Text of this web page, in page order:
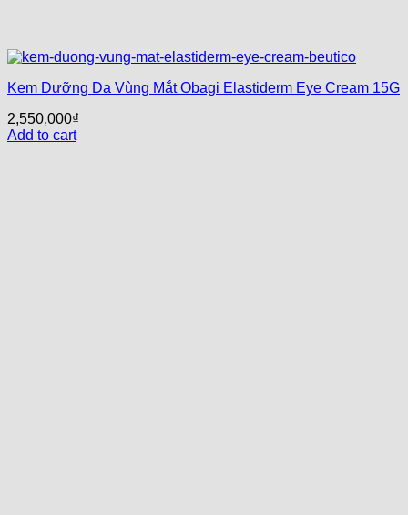
Kem Dưỡng Da Vùng Mắt Obagi Elastiderm Eye Cream 15G
2,550,000₫
Add to cart